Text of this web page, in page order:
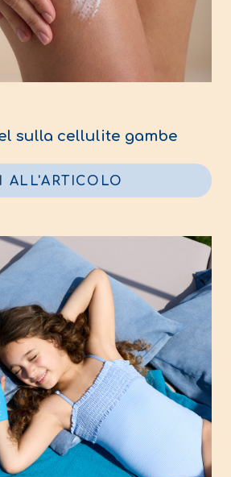
sulla cellulite gambe
ALL'ARTICOLO